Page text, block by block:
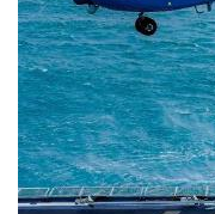
2024-04-07 08:55
(澳門電台消息) 解
南海海域組織聯合
點的軍事活動盡在